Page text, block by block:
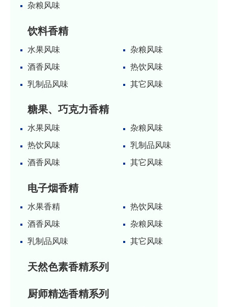
杂粮风味
饮料香精
水果风味
杂粮风味
酒香风味
热饮风味
乳制品风味
其它风味
糖果、巧克力香精
水果风味
杂粮风味
热饮风味
乳制品风味
酒香风味
其它风味
电子烟香精
水果香精
热饮风味
酒香风味
杂粮风味
乳制品风味
其它风味
天然色素香精系列
厨师精选香精系列